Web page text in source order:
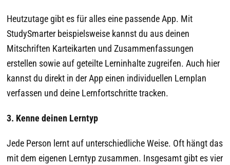
Heutzutage gibt es für alles eine passende App. Mit
StudySmarter beispielsweise kannst du aus deinen
Mitschriften Karteikarten und Zusammenfassungen
erstellen sowie auf geteilte Lerninhalte zugreifen. Auch hier
kannst du direkt in der App einen individuellen Lernplan
verfassen und deine Lernfortschritte tracken.
3. Kenne deinen Lerntyp
Jede Person lernt auf unterschiedliche Weise. Oft hängt das
mit dem eigenen Lerntyp zusammen. Insgesamt gibt es vier